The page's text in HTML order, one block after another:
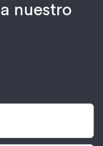
nuestro